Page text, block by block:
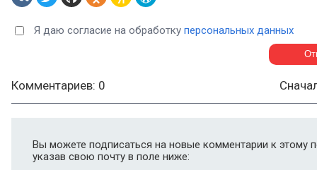
Я даю согласие на обработку персональных данных
Комментариев: 0
Вы можете подписаться на новые комментарии к этому
указав свою почту в поле ниже: